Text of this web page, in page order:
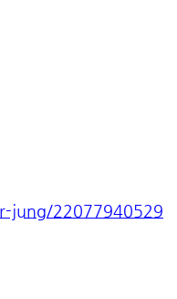
jung/22077940529